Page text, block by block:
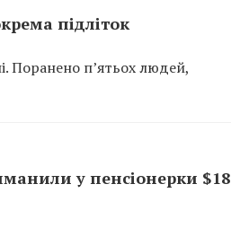
підліток
Поранено п’ятьох людей,
у пенсіонерки $18